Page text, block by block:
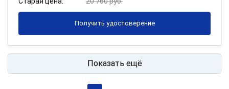
Получить удостоверение
Показать ещё